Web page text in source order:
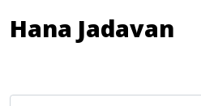
Hana Jadavan